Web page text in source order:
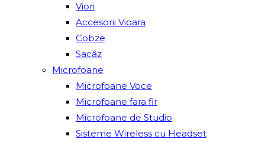
Viori
Accesorii Vioara
Cobze
Sacâz
Microfoane
Microfoane Voce
Microfoane fara fir
Microfoane de Studio
Sisteme Wireless cu Headset